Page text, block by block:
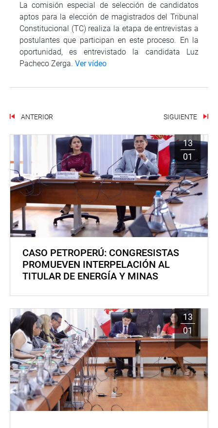
La comisión especial de selección de candidatos
aptos para la elección de magistrados del Tribunal
Constitucional (TC) realiza la etapa de entrevistas a
postulantes que participan en este proceso. En la
oportunidad, es entrevistado la candidata Luz
Pacheco Zerga. Ver vídeo
ANTERIOR SIGUIENTE
13
01
CASO PETROPERÚ: CONGRESISTAS
PROMUEVEN INTERPELACIÓN AL
TITULAR DE ENERGÍA Y MINAS
13
01